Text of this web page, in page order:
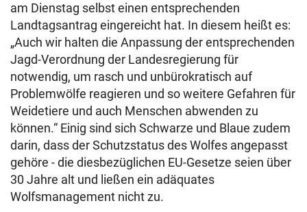
am Dienstag selbst einen entsprechenden
Landtagsantrag eingereicht hat. In diesem heißt es:
„Auch wir halten die Anpassung der entsprechenden
Jagd-Verordnung der Landesregierung für
notwendig, um rasch und unbürokratisch auf
Problemwölfe reagieren und so weitere Gefahren für
Weidetiere und auch Menschen abwenden zu
können.“ Einig sind sich Schwarze und Blaue zudem
darin, dass der Schutzstatus des Wolfes angepasst
gehöre - die diesbezüglichen EU-Gesetze seien über
30 Jahre alt und ließen ein adäquates
Wolfsmanagement nicht zu.